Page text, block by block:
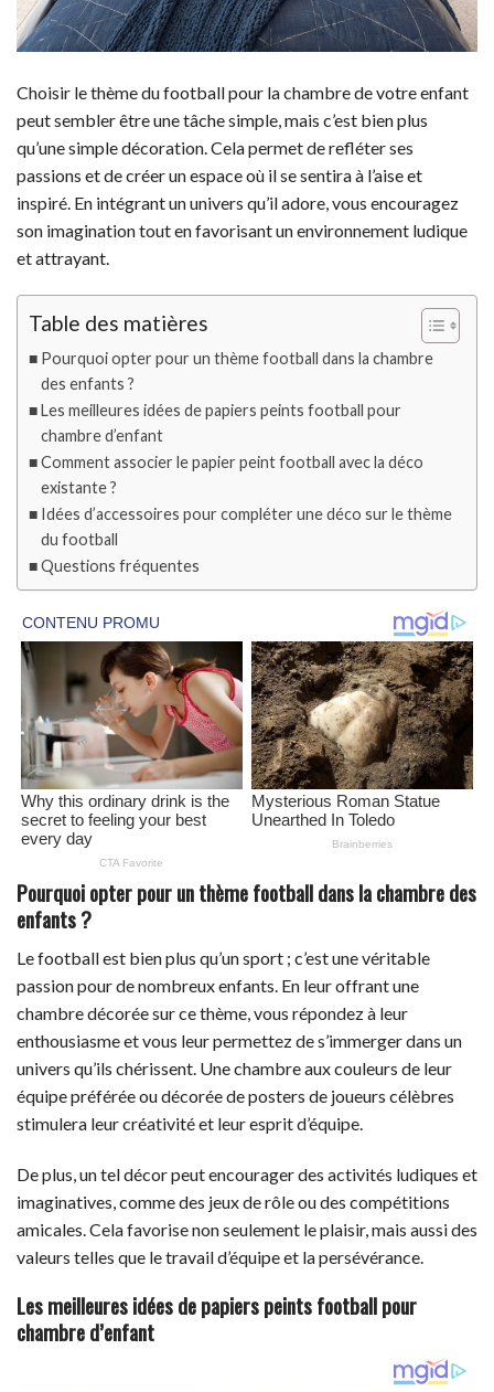
Choisir le thème du football pour la chambre de votre enfant
peut sembler être une tâche simple, mais c’est bien plus
qu’une simple décoration. Cela permet de refléter ses
passions et de créer un espace où il se sentira à l’aise et
inspiré. En intégrant un univers qu’il adore, vous encouragez
son imagination tout en favorisant un environnement ludique
et attrayant.
Table des matières
Pourquoi opter pour un thème football dans la chambre
des enfants ?
Les meilleures idées de papiers peints football pour
chambre d’enfant
Comment associer le papier peint football avec la déco
existante ?
Idées d’accessoires pour compléter une déco sur le thème
du football
Questions fréquentes
Pourquoi opter pour un thème football dans la chambre des
enfants ?
Le football est bien plus qu’un sport ; c’est une véritable
passion pour de nombreux enfants. En leur offrant une
chambre décorée sur ce thème, vous répondez à leur
enthousiasme et vous leur permettez de s’immerger dans un
univers qu’ils chérissent. Une chambre aux couleurs de leur
équipe préférée ou décorée de posters de joueurs célèbres
stimulera leur créativité et leur esprit d’équipe.
De plus, un tel décor peut encourager des activités ludiques et
imaginatives, comme des jeux de rôle ou des compétitions
amicales. Cela favorise non seulement le plaisir, mais aussi des
valeurs telles que le travail d’équipe et la persévérance.
Les meilleures idées de papiers peints football pour
chambre d’enfant